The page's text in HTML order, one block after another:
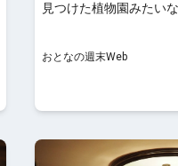
見つけた植物園みたい
おとなの週末Web